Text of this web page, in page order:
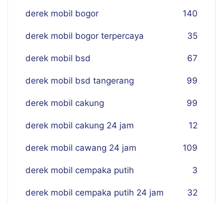
derek mobil bogor 140
derek mobil bogor terpercaya 35
derek mobil bsd 67
derek mobil bsd tangerang 99
derek mobil cakung 99
derek mobil cakung 24 jam 12
derek mobil cawang 24 jam 109
derek mobil cempaka putih 3
derek mobil cempaka putih 24 jam 32